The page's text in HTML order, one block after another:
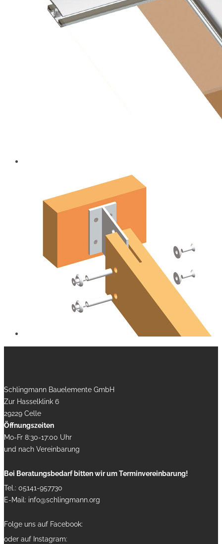
Schlingmann Bauelemente GmbH
Zur Hasselklink 6
29229 Celle
Öffnungszeiten
Mo-Fr 8:30-17:00 Uhr
und nach Vereinbarung
Bei Beratungsbedarf bitten wir um Terminvereinbarung!
Tel.: 05141-957730
E-Mail: info@schlingmann.org
Folge uns auf Facebook:
oder auf Instagram: